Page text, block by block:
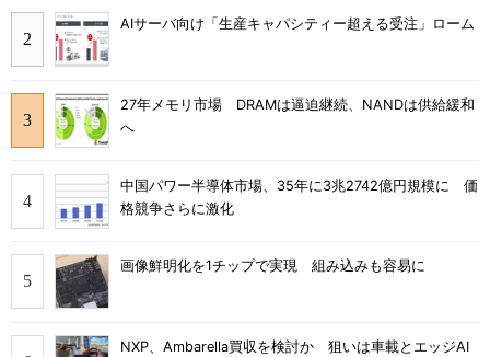
AIサーバ向け「生産キャパシティー超える受注」ローム
27年メモリ市場 DRAMは逼迫継続、NANDは供給緩和
へ
中国パワー半導体市場、35年に3兆2742億円規模に 価
格競争さらに激化
画像鮮明化を1チップで実現 組み込みも容易に
NXP、Ambarella買収を検討か 狙いは車載とエッジAI